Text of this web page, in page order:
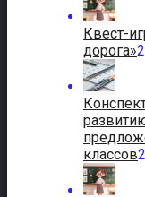
Квест-
дорога»
классов